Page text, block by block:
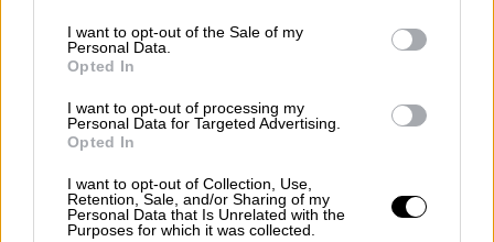
I want to opt-out of the Sale of my
Personal Data.
Opted In
I want to opt-out of processing my
Personal Data for Targeted Advertising.
Opted In
I want to opt-out of Collection, Use,
Retention, Sale, and/or Sharing of my
Personal Data that Is Unrelated with the
Purposes for which it was collected.
ΣΧΕΤΙΚΑ ΠΡΟΪΟΝΤΑ
Βαλσαμικο κρεμα Πορτοκαλι